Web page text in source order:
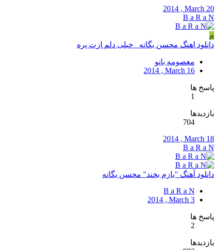
2014 , March 20
B a R a N
م
دانلود اهنگ محسن یگانه_ خیلی دلم ازت پره
معصومه بانو
2014 , March 16
پاسخ ها
1
بازدیدها
704
2014 , March 18
B a R a N
دانلود آهنگ "بازم بخند" محسن یگانه
B a R a N
2014 , March 3
پاسخ ها
2
بازدیدها